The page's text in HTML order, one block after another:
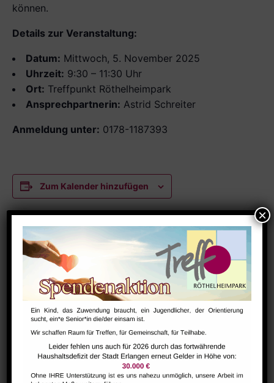
können.
Details zur Veranstaltung:
Datum: Mittwoch, 5. November 2025
Uhrzeit: 9:30 – 11:30 Uhr
Ort: Treffpunkt Röthelheimpark
Ansprechpartnerin: Astrid Schreiter
Anmeldung unter: 0178-1187393
Zum Kalender hinzufügen
DETAILS
Datum:
November 5, 2025
9:30 - 11:30
Veranstaltungskategorie:
Senior*innen